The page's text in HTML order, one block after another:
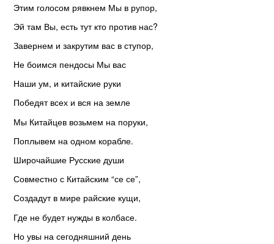
Этим голосом рявкнем Мы в рупор,
Эй там Вы, есть тут кто против нас?
Завернем и закрутим вас в ступор,
Не боимся пендосы Мы вас
Наши ум, и китайские руки
Победят всех и вся на земле
Мы Китайцев возьмем на поруки,
Поплывем на одном корабле.
Широчайшие Русские души
Совместно с Китайским “се се”,
Создадут в мире райские кущи,
Где не будет нужды в колбасе.
Но увы на сегодняшний день